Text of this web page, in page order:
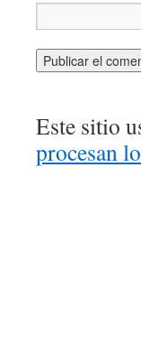
Este sitio
procesan